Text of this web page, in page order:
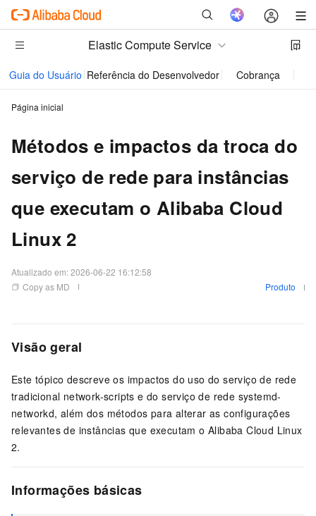
Elastic Compute Service
Guia do Usuário Referência do Desenvolvedor Cobrança
Página inicial
Métodos e impactos da troca do
serviço de rede para instâncias
que executam o Alibaba Cloud
Linux 2
Atualizado em:2026-06-22 16:12:58
Copy as MD
Produto
Visão geral
Este tópico descreve os impactos do uso do serviço de rede
tradicional network-scripts e do serviço de rede systemd-
networkd, além dos métodos para alterar as configurações
relevantes de instâncias que executam o Alibaba Cloud Linux
2.
Informações básicas